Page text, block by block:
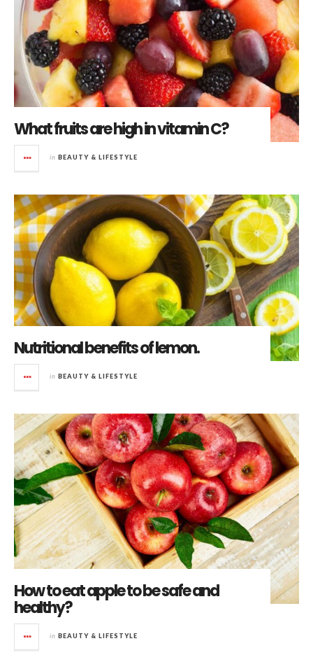
What fruits are high in vitamin C?
in BEAUTY & LIFESTYLE
Nutritional benefits of lemon.
in BEAUTY & LIFESTYLE
How to eat apple to be safe and
healthy?
in BEAUTY & LIFESTYLE